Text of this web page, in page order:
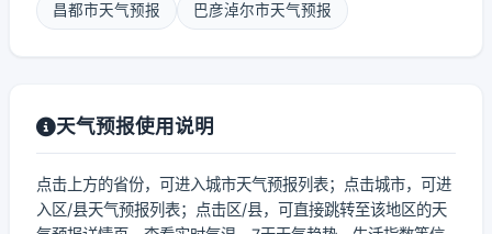
昌都市天气预报 巴彦淖尔市天气预报
天气预报使用说明
点击上方的省份，可进入城市天气预报列表；点击城市，可进
入区/县天气预报列表；点击区/县，可直接跳转至该地区的天